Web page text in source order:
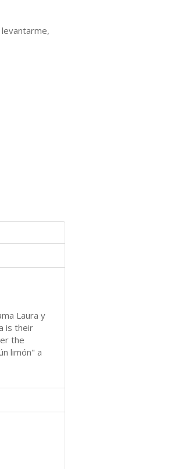
Laura y
is their
the
limón" a